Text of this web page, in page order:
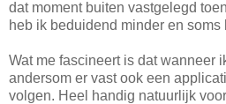
dat moment buiten vastgelegd
heb ik beduidend minder en
Wat me fascineert is dat wanneer
andersom er vast ook een
volgen. Heel handig natuurlijk